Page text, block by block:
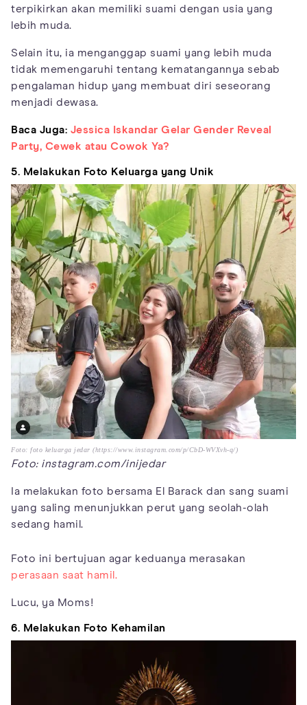
terpikirkan akan memiliki suami dengan usia yang
lebih muda.
Selain itu, ia menganggap suami yang lebih muda
tidak memengaruhi tentang kematangannya sebab
pengalaman hidup yang membuat diri seseorang
menjadi dewasa.
Baca Juga: Jessica Iskandar Gelar Gender Reveal
Party, Cewek atau Cowok Ya?
5. Melakukan Foto Keluarga yang Unik
Foto: foto keluarga jedar (https://www.instagram.com/p/CbD-WVXvh-q/)
Foto: instagram.com/inijedar
Ia melakukan foto bersama El Barack dan sang suami
yang saling menunjukkan perut yang seolah-olah
sedang hamil.
Foto ini bertujuan agar keduanya merasakan
perasaan saat hamil.
Lucu, ya Moms!
6. Melakukan Foto Kehamilan